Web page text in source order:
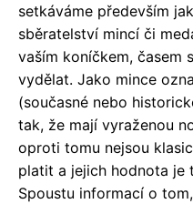
setkáváme především
sběratelství mincí či
vaším koníčkem, časem
vydělat. Jako mince
(současné nebo
tak, že mají vyraženou
oproti tomu nejsou
platit a jejich hodnota je
Spoustu informací o